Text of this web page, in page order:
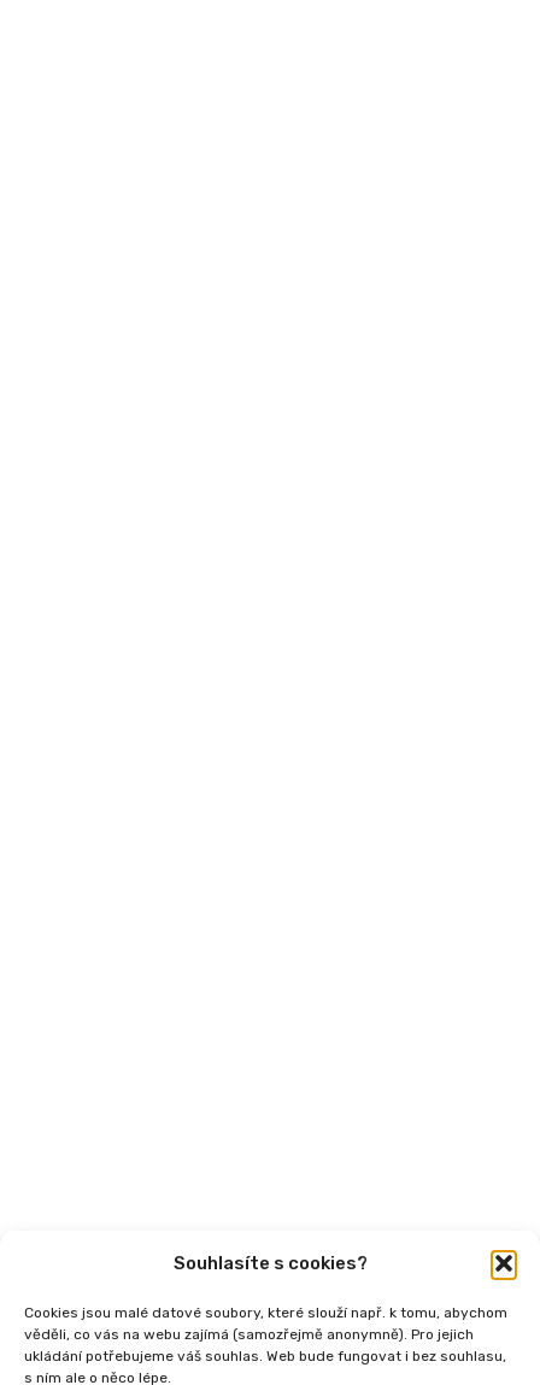
Souhlasíte s cookies?
Cookies jsou malé datové soubory, které slouží např. k tomu, abychom
věděli, co vás na webu zajímá (samozřejmě anonymně). Pro jejich
ukládání potřebujeme váš souhlas. Web bude fungovat i bez souhlasu,
s ním ale o něco lépe.